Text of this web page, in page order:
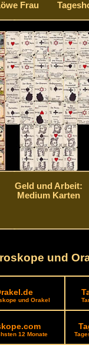
Frau
Geld und Arbeit:
Medium Karten
und
und Orakel
12 Monate